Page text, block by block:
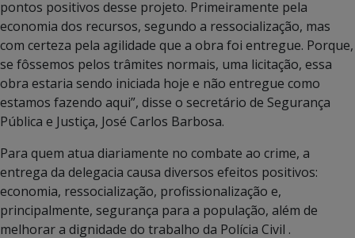
pontos positivos desse projeto. Primeiramente pela
economia dos recursos, segundo a ressocialização, mas
com certeza pela agilidade que a obra foi entregue. Porque,
se fôssemos pelos trâmites normais, uma licitação, essa
obra estaria sendo iniciada hoje e não entregue como
estamos fazendo aqui”, disse o secretário de Segurança
Pública e Justiça, José Carlos Barbosa.
Para quem atua diariamente no combate ao crime, a
entrega da delegacia causa diversos efeitos positivos:
economia, ressocialização, profissionalização e,
principalmente, segurança para a população, além de
melhorar a dignidade do trabalho da Polícia Civil .